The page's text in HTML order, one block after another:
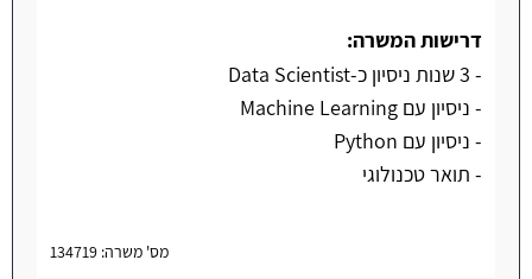
דרישות המשרה:
- 3 שנות ניסיון כ-Data Scientist
- ניסיון עם Machine Learning
- ניסיון עם Python
- תואר טכנולוגי
מס' משרה: 134719